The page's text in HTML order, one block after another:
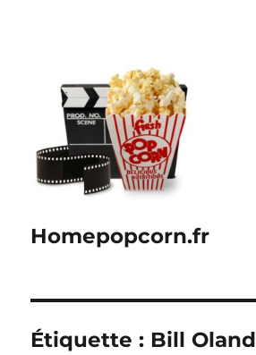
Homepopcorn.fr
Étiquette : Bill Oland